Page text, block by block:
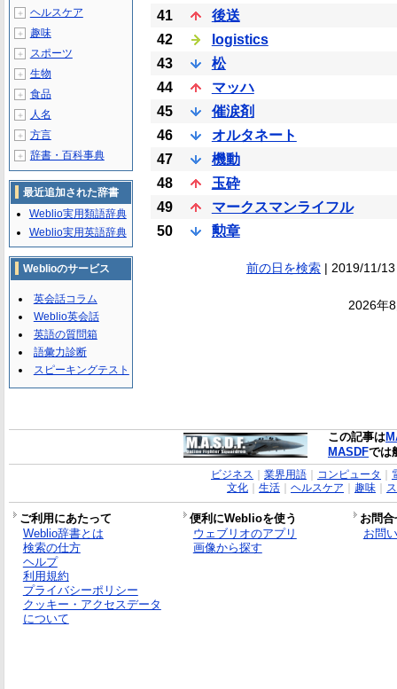
41
後送
42
logistics
43
松
44
マッハ
45
催涙剤
46
オルタネート
47
機動
48
玉砕
49
マークスマンライフル
50
勲章
前の日を検索| 2019/11/
2026年
＋ ヘルスケア
＋ 趣味
＋ スポーツ
＋ 生物
＋ 食品
＋ 人名
＋ 方言
＋ 辞書・百科事典
最近追加された辞書
Weblio実用類語辞典
Weblio実用英語辞典
Weblioのサービス
英会話コラム
Weblio英会話
英語の質問箱
語彙力診断
スピーキングテスト
この記事は
MASDFでは
ビジネス 業界用語｜ コンピュータ
文化｜ 生活｜ ヘルスケア 趣味｜
ご利用にあたって 便利にWeblioを使う
お問
Weblio辞書とは
検索の仕方
ヘルプ
利用規約
プライバシーポリシー
クッキー・アクセスデータ
について
ウェブリオのアプリ
画像から探す
お問